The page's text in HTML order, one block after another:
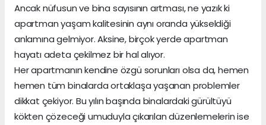
Ancak nüfusun ve bina sayısının artması, ne yazık ki
apartman yaşam kalitesinin aynı oranda yükseldiği
anlamına gelmiyor. Aksine, birçok yerde apartman
hayatı adeta çekilmez bir hal alıyor.
Her apartmanın kendine özgü sorunları olsa da, hemen
hemen tüm binalarda ortaklaşa yaşanan problemler
dikkat çekiyor. Bu yılın başında binalardaki gürültüyü
kökten çözeceği umuduyla çıkarılan düzenlemelerin ise